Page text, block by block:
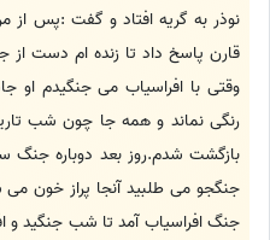
نوذر به گریه افتاد و گفت :پس از
قارن پاسخ داد تا زنده ام دست
وقتی با افراسیاب می جنگیدم
رنگی نماند و همه جا چون شب
بازگشت شدم.روز بعد دوباره
جنگجو می طلبید آنجا پراز خون می
جنگ افراسیاب آمد تا شب جنگید و